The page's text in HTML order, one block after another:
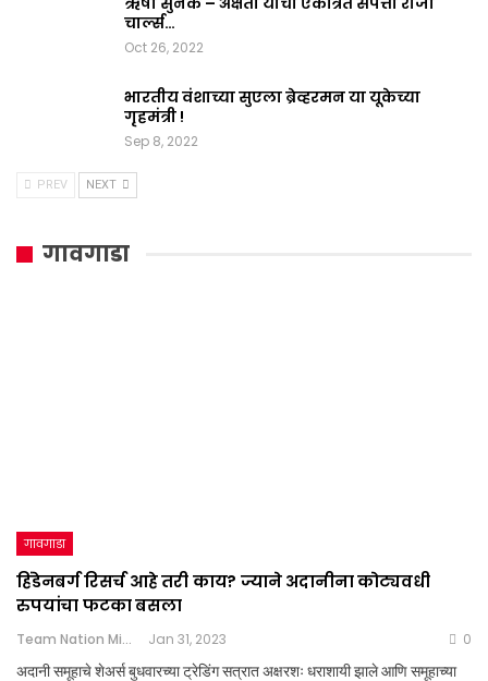
चार्ल्स…
Oct 26, 2022
भारतीय वंशाच्या सुएला ब्रेव्हरमन या यूकेच्या
गृहमंत्री !
Sep 8, 2022
PREV NEXT
गावगाडा
गावगाडा
हिंडेनबर्ग रिसर्च आहे तरी काय? ज्याने अदानीना कोट्यवधी
रुपयांचा फटका बसला
Team Nation Mic Jan 31, 2023 0
अदानी समूहाचे शेअर्स बुधवारच्या ट्रेडिंग सत्रात अक्षरशः धराशायी झाले आणि समूहाच्या